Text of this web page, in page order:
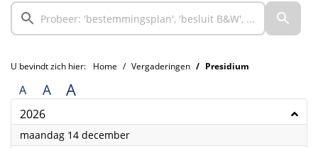
U bevindt zich hier: Home Vergaderingen Presidium
A A A
2026
maandag 14 december2026